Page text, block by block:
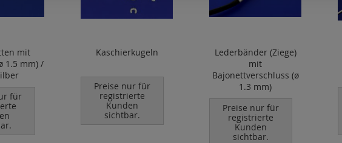
mit
1.5 mm) /
für
Kaschierkugeln
Preise nur für
registrierte
Kunden
sichtbar.
Lederbänder (Ziege)
mit
Bajonettverschluss (ø
1.3 mm)
Preise nur für
registrierte
Kunden
sichtbar.